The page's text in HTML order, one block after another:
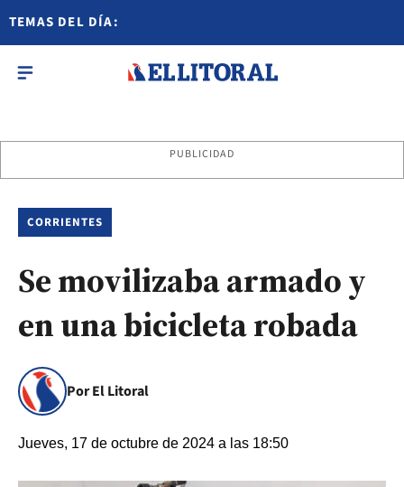
TEMAS DEL DÍA:
PUBLICIDAD
CORRIENTES
Se movilizaba armado y
en una bicicleta robada
Por El Litoral
Jueves, 17 de octubre de 2024 a las 18:50